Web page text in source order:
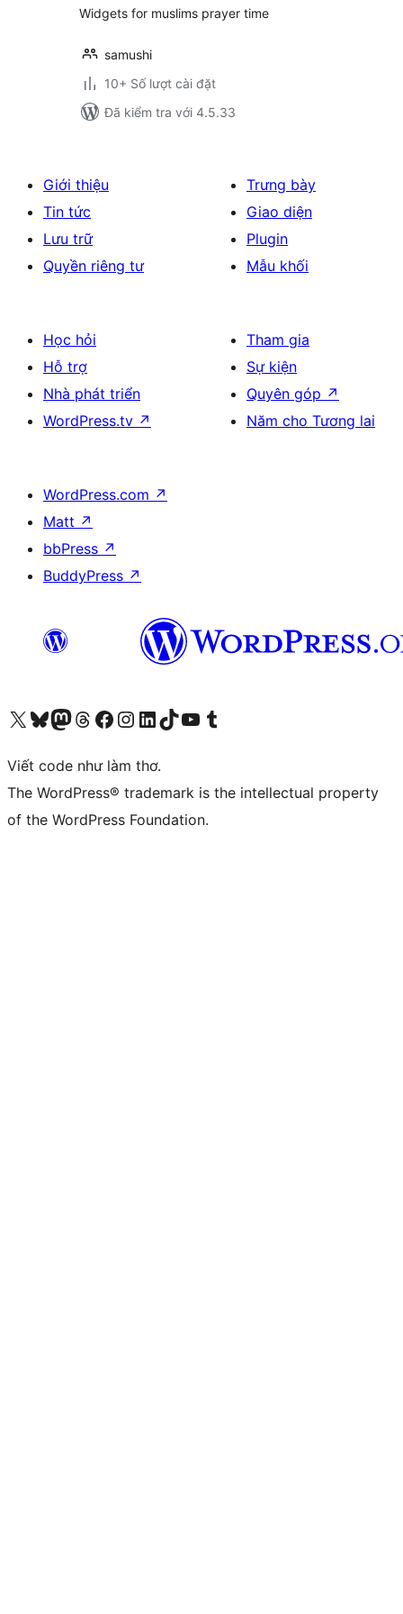
Widgets for muslims prayer time
samushi
10+ Số lượt cài đặt
Đã kiểm tra với 4.5.33
Giới thiệu
Tin tức
Lưu trữ
Quyền riêng tư
Trưng bày
Giao diện
Plugin
Mẫu khối
Học hỏi
Hỗ trợ
Nhà phát triển
WordPress.tv ↗
Tham gia
Sự kiện
Quyên góp ↗
Năm cho Tương lai
WordPress.com ↗
Matt ↗
bbPress ↗
BuddyPress ↗
Truy cập tài khoản X (trước đây là Twitter) của chúng tôiVisit our Bluesky account
Visit our Mastodon account
Visit our Threads account
Xem trang Facebook của chúng tôiTruy cập tài khoản Instagram của chúng tôiTruy cập tài khoản LinkedIn của chúng tôiVisit our TikTok account
Truy cập kênh YouTube của chúng tôi Visit our Tumblr account
Viết code như làm thơ.
The WordPress® trademark is the intellectual property
of the WordPress Foundation.